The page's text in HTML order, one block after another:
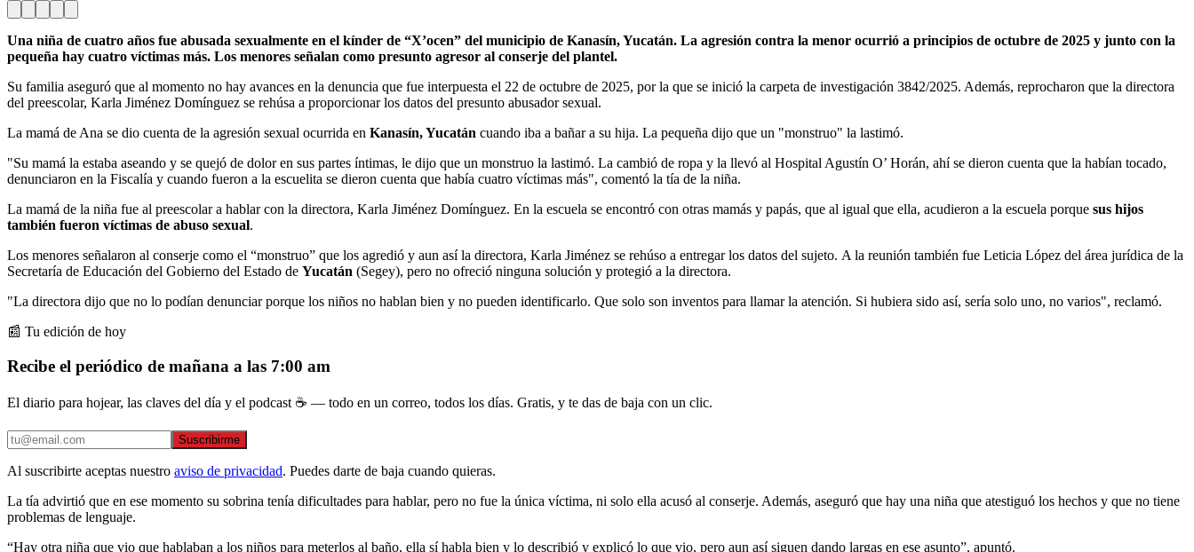
Una niña de cuatro años fue abusada sexualmente en el kínder de “X’ocen” del municipio de Kanasín, Yucatán. La agresión contra la menor ocurrió a principios de octubre de 2025 y junto con la
pequeña hay cuatro víctimas más. Los menores señalan como presunto agresor al conserje del plantel.
Su familia aseguró que al momento no hay avances en la denuncia que fue interpuesta el 22 de octubre de 2025, por la que se inició la carpeta de investigación 3842/2025. Además, reprocharon que la directora
del preescolar, Karla Jiménez Domínguez se rehúsa a proporcionar los datos del presunto abusador sexual.
La mamá de Ana se dio cuenta de la agresión sexual ocurrida en Kanasín, Yucatán cuando iba a bañar a su hija. La pequeña dijo que un "monstruo" la lastimó.
"Su mamá la estaba aseando y se quejó de dolor en sus partes íntimas, le dijo que un monstruo la lastimó. La cambió de ropa y la llevó al Hospital Agustín O’ Horán, ahí se dieron cuenta que la habían tocado,
denunciaron en la Fiscalía y cuando fueron a la escuelita se dieron cuenta que había cuatro víctimas más", comentó la tía de la niña.
La mamá de la niña fue al preescolar a hablar con la directora, Karla Jiménez Domínguez. En la escuela se encontró con otras mamás y papás, que al igual que ella, acudieron a la escuela porque sus hijos
también fueron víctimas de abuso sexual.
Los menores señalaron al conserje como el “monstruo” que los agredió y aun así la directora, Karla Jiménez se rehúso a entregar los datos del sujeto. A la reunión también fue Leticia López del área jurídica de la
Secretaría de Educación del Gobierno del Estado de Yucatán (Segey), pero no ofreció ninguna solución y protegió a la directora.
"La directora dijo que no lo podían denunciar porque los niños no hablan bien y no pueden identificarlo. Que solo son inventos para llamar la atención. Si hubiera sido así, sería solo uno, no varios", reclamó.
📰 Tu edición de hoy
Recibe el periódico de mañana a las 7:00 am
El diario para hojear, las claves del día y el podcast ☕ — todo en un correo, todos los días. Gratis, y te das de baja con un clic.
Suscribirme
Al suscribirte aceptas nuestro aviso de privacidad. Puedes darte de baja cuando quieras.
La tía advirtió que en ese momento su sobrina tenía dificultades para hablar, pero no fue la única víctima, ni solo ella acusó al conserje. Además, aseguró que hay una niña que atestiguó los hechos y que no tiene
problemas de lenguaje.
“Hay otra niña que vio que hablaban a los niños para meterlos al baño, ella sí habla bien y lo describió y explicó lo que vio, pero aun así siguen dando largas en ese asunto”, apuntó.